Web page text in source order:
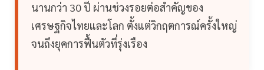
นานกว่า 30 ปี ผ่านช่วงรอยต่อสำคัญของ
เศรษฐกิจไทยและโลก ตั้งแต่วิกฤตการณ์ครั้งใหญ่
จนถึงยุคการฟื้นตัวที่รุ่งเรือง